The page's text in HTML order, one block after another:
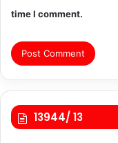
time I comment.
13944/ 13